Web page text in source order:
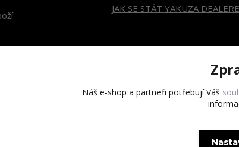
JAK SE STÁT YAKUZA
Náš e-shop a partneři potřebují Váš